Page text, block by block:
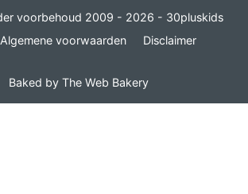
voorbehoud 2009 - 2026 - 30pluskids
Algemene voorwaarden Disclaimer
Baked by The Web Bakery